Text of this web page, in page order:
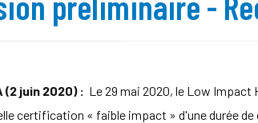
(2 juin 2020) : Le 29 mai 2020, le Low Impact
certification « faible impact » d'une durée